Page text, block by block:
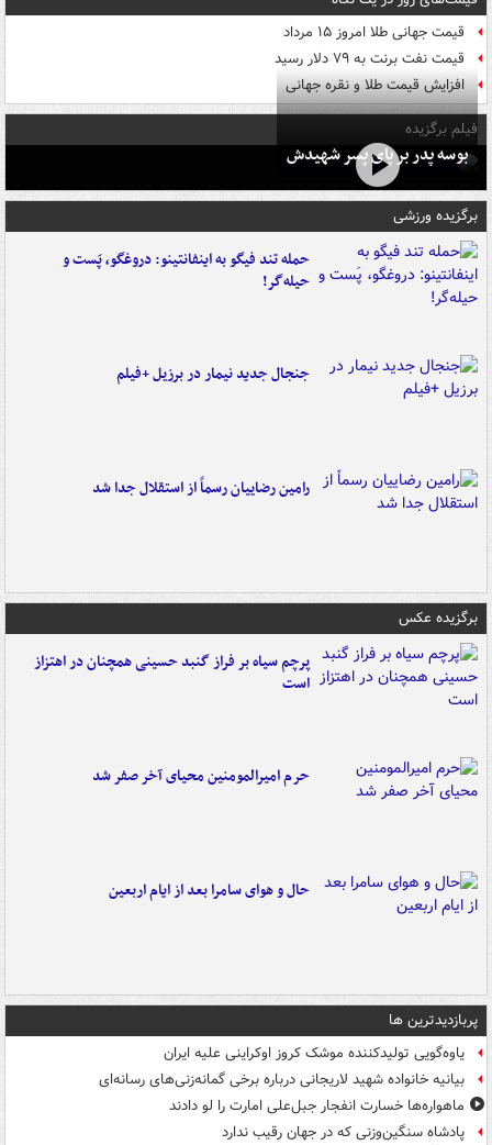
قیمت جهانی طلا امروز ۱۵ مرداد
قیمت نفت برنت به ۷۹ دلار رسید
افزایش قیمت طلا و نقره جهانی
فیلم برگزیده
بوسه‌ پدر بر پای پسر شهیدش
برگزیده ورزشی
حمله تند فیگو به اینفانتینو: دروغگو، پَست‌ و
حیله‌گر!
جنجال جدید نیمار در برزیل +فیلم
رامین رضاییان رسماً از استقلال جدا شد
برگزیده عکس
پرچم سیاه بر فراز گنبد حسینی همچنان در اهتزاز
است
حرم امیرالمومنین محیای آخر صفر شد
حال و هوای سامرا بعد از ایام اربعین
پربازدیدترین ها
یاوه‌گویی تولیدکننده موشک کروز اوکراینی علیه ایران
بیانیه خانواده شهید لاریجانی درباره برخی گمانه‌زنی‌های رسانه‌ای
ماهواره‌ها خسارت انفجار جبل‌علی امارت را لو دادند
پادشاه سنگین‌وزنی که در جهان رقیب ندارد